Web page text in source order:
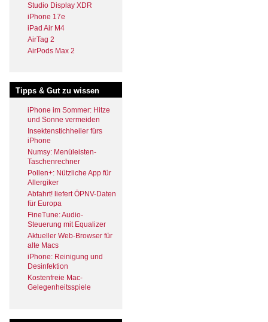
Studio Display XDR
iPhone 17e
iPad Air M4
AirTag 2
AirPods Max 2
Tipps & Gut zu wissen
iPhone im Sommer: Hitze
und Sonne vermeiden
Insektenstichheiler fürs
iPhone
Numsy: Menüleisten-
Taschenrechner
Pollen+: Nützliche App für
Allergiker
Abfahrt! liefert ÖPNV-Daten
für Europa
FineTune: Audio-
Steuerung mit Equalizer
Aktueller Web-Browser für
alte Macs
iPhone: Reinigung und
Desinfektion
Kostenfreie Mac-
Gelegenheitsspiele